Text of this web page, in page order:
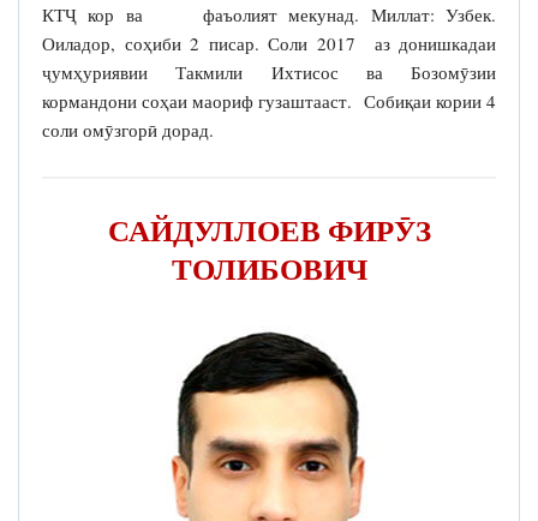
КТҶ кор ва фаъолият мекунад. Миллат: Узбек.
Оиладор, соҳиби 2 писар. Соли 2017 аз донишкадаи
ҷумҳуриявии Такмили Ихтисос ва Бозомӯзии
кормандони соҳаи маориф гузаштааст. Собиқаи кории 4
соли омӯзгорӣ дорад.
САЙДУЛЛОЕВ ФИРӮЗ
ТОЛИБОВИЧ